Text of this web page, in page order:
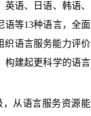
语、日语、韩语、
语等13种语言，全面
织语言服务能力评价
构建起更科学的语言
从语言服务资源能